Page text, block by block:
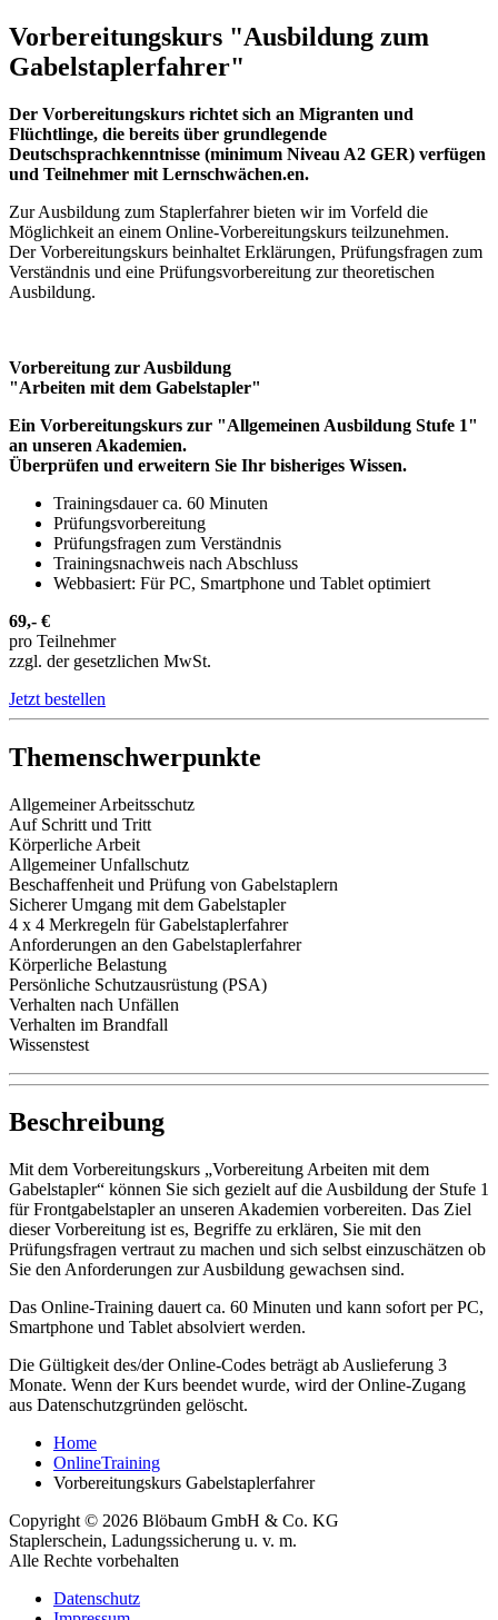
Vorbereitungskurs "Ausbildung zum
Gabelstaplerfahrer"
Der Vorbereitungskurs richtet sich an Migranten und
Flüchtlinge, die bereits über grundlegende
Deutschsprachkenntnisse (minimum Niveau A2 GER) verfügen
und Teilnehmer mit Lernschwächen.en.
Zur Ausbildung zum Staplerfahrer bieten wir im Vorfeld die
Möglichkeit an einem Online-Vorbereitungskurs teilzunehmen.
Der Vorbereitungskurs beinhaltet Erklärungen, Prüfungsfragen zum
Verständnis und eine Prüfungsvorbereitung zur theoretischen
Ausbildung.
Vorbereitung zur Ausbildung
"Arbeiten mit dem Gabelstapler"
Ein Vorbereitungskurs zur "Allgemeinen Ausbildung Stufe 1"
an unseren Akademien.
Überprüfen und erweitern Sie Ihr bisheriges Wissen.
Trainingsdauer ca. 60 Minuten
Prüfungsvorbereitung
Prüfungsfragen zum Verständnis
Trainingsnachweis nach Abschluss
Webbasiert: Für PC, Smartphone und Tablet optimiert
69,- €
pro Teilnehmer
zzgl. der gesetzlichen MwSt.
Jetzt bestellen
Themenschwerpunkte
Allgemeiner Arbeitsschutz
Auf Schritt und Tritt
Körperliche Arbeit
Allgemeiner Unfallschutz
Beschaffenheit und Prüfung von Gabelstaplern
Sicherer Umgang mit dem Gabelstapler
4 x 4 Merkregeln für Gabelstaplerfahrer
Anforderungen an den Gabelstaplerfahrer
Körperliche Belastung
Persönliche Schutzausrüstung (PSA)
Verhalten nach Unfällen
Verhalten im Brandfall
Wissenstest
Beschreibung
Mit dem Vorbereitungskurs „Vorbereitung Arbeiten mit dem
Gabelstapler“ können Sie sich gezielt auf die Ausbildung der Stufe 1
für Frontgabelstapler an unseren Akademien vorbereiten. Das Ziel
dieser Vorbereitung ist es, Begriffe zu erklären, Sie mit den
Prüfungsfragen vertraut zu machen und sich selbst einzuschätzen ob
Sie den Anforderungen zur Ausbildung gewachsen sind.
Das Online-Training dauert ca. 60 Minuten und kann sofort per PC,
Smartphone und Tablet absolviert werden.
Die Gültigkeit des/der Online-Codes beträgt ab Auslieferung 3
Monate. Wenn der Kurs beendet wurde, wird der Online-Zugang
aus Datenschutzgründen gelöscht.
Home
OnlineTraining
Vorbereitungskurs Gabelstaplerfahrer
Copyright © 2026 Blöbaum GmbH & Co. KG
Staplerschein, Ladungssicherung u. v. m.
Alle Rechte vorbehalten
Datenschutz